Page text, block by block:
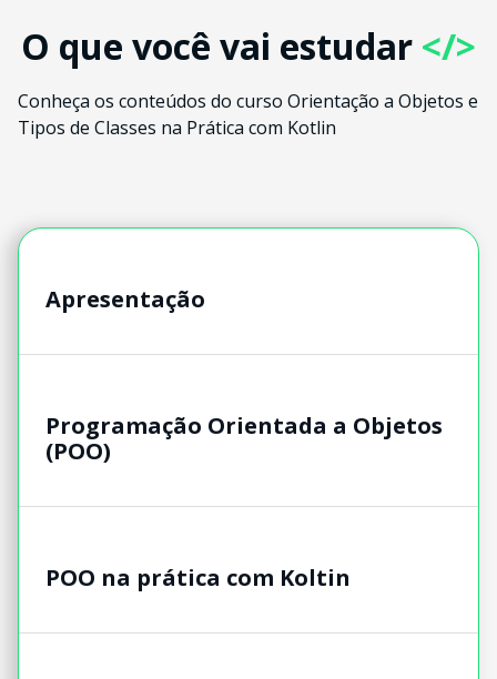
O que você vai estudar </>
Conheça os conteúdos do curso Orientação a Objetos e
Tipos de Classes na Prática com Kotlin
Apresentação
Programação Orientada a Objetos
(POO)
POO na prática com Koltin